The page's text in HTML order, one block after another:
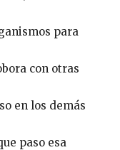
para
con otras
en los demás
paso esa